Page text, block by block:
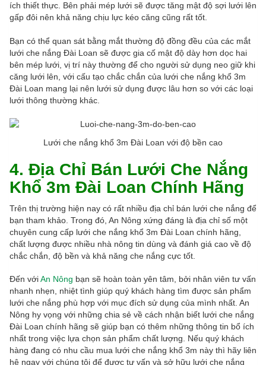
ích thiết thực. Bên phải mép lưới sẽ được tăng mật độ sợi lưới lên
gấp đôi nên khả năng chịu lực kéo căng cũng rất tốt.
Bạn có thể quan sát bằng mắt thường độ đồng đều của các mắt
lưới che nắng Đài Loan sẽ được gia cố mật độ dày hơn dọc hai
bên mép lưới, vị trí này thường để cho người sử dụng neo giữ khi
căng lưới lên, với cấu tạo chắc chắn của lưới che nắng khổ 3m
Đài Loan mang lại nên lưới sử dụng được lâu hơn so với các loại
lưới thông thường khác.
Lưới che nắng khổ 3m Đài Loan với độ bền cao
4. Địa Chỉ Bán Lưới Che Nắng
Khổ 3m Đài Loan Chính Hãng
Trên thị trường hiện nay có rất nhiều địa chỉ bán lưới che nắng để
bạn tham khảo. Trong đó, An Nông xứng đáng là địa chỉ số một
chuyên cung cấp lưới che nắng khổ 3m Đài Loan chính hãng,
chất lượng được nhiều nhà nông tin dùng và đánh giá cao về độ
chắc chắn, độ bền và khả năng che nắng cực tốt.
Đến vớiAn Nông bạn sẽ hoàn toàn yên tâm, bởi nhân viên tư vấn
nhanh nhẹn, nhiệt tình giúp quý khách hàng tìm được sản phẩm
lưới che nắng phù hợp với mục đích sử dụng của mình nhất. An
Nông hy vọng với những chia sẻ về cách nhận biết lưới che nắng
Đài Loan chính hãng sẽ giúp bạn có thêm những thông tin bổ ích
nhất trong việc lựa chọn sản phẩm chất lượng. Nếu quý khách
hàng đang có nhu cầu mua lưới che nắng khổ 3m này thì hãy liên
hệ ngay với chúng tôi để được tư vấn và sở hữu lưới che nắng